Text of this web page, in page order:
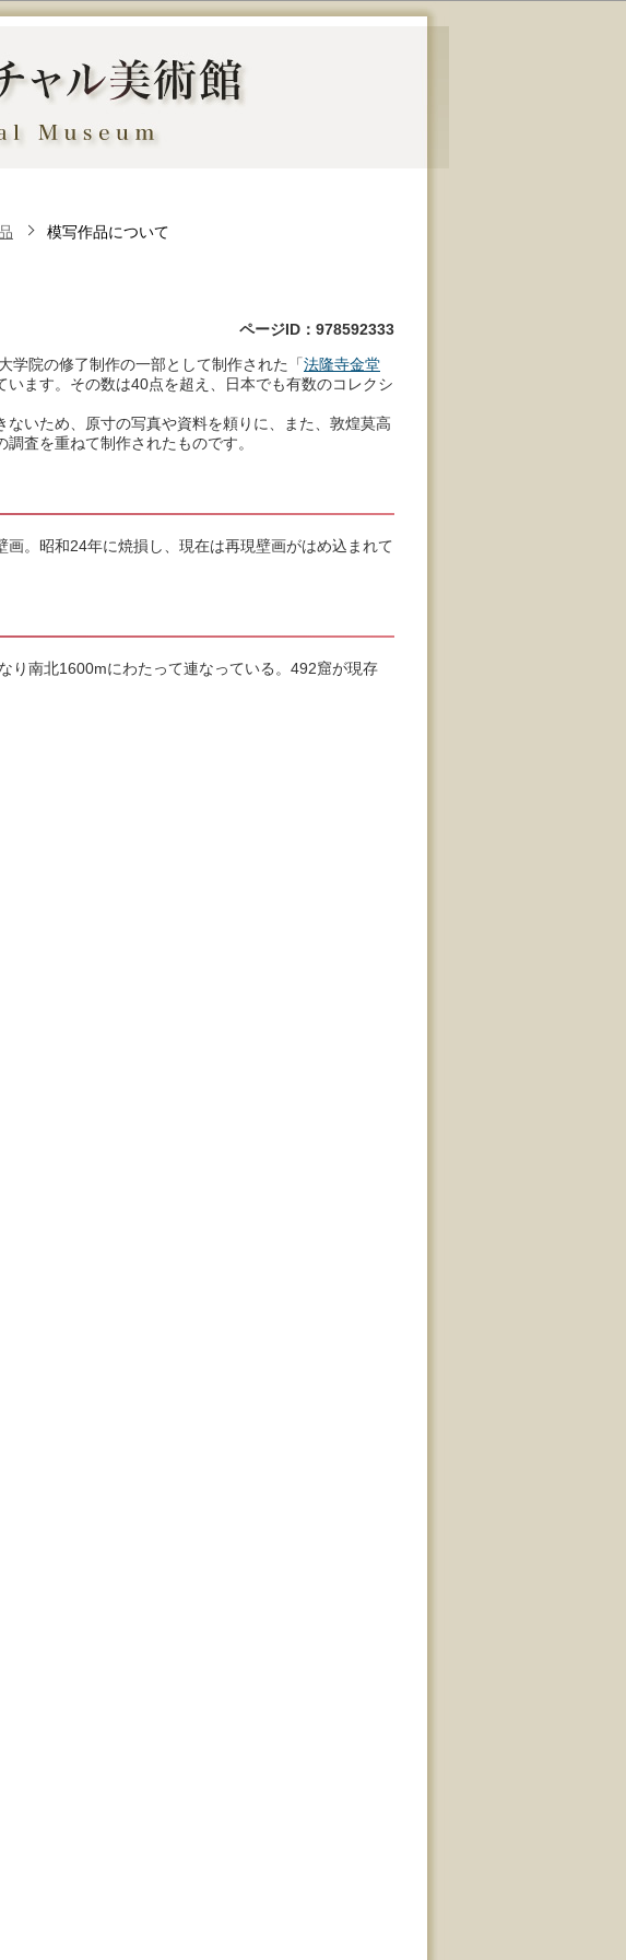
模写作品について
ページID：978592333
学院の修了制作の一部として制作された「法隆寺金堂
います。その数は40点を超え、日本でも有数のコレクシ
いため、原寸の写真や資料を頼りに、また、敦煌莫高
査を重ねて制作されたものです。
。昭和24年に焼損し、現在は再現壁画がはめ込まれて
り南北1600mにわたって連なっている。492窟が現存